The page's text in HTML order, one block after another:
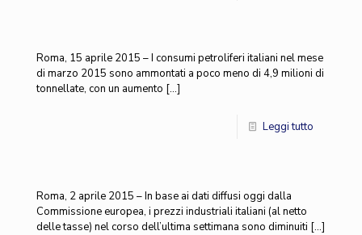
Roma, 15 aprile 2015 – I consumi petroliferi italiani nel mese
di marzo 2015 sono ammontati a poco meno di 4,9 milioni di
tonnellate, con un aumento […]
Leggi tutto
Roma, 2 aprile 2015 – In base ai dati diffusi oggi dalla
Commissione europea, i prezzi industriali italiani (al netto
delle tasse) nel corso dell’ultima settimana sono diminuiti […]